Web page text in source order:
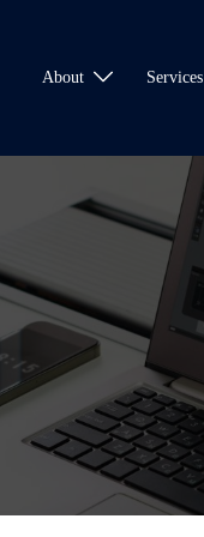
About Services